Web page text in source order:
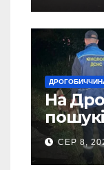
На
СЕР 8,